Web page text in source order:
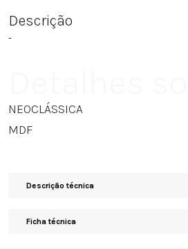
Descrição
-
NEOCLÁSSICA
MDF
Descrição técnica
Ficha técnica